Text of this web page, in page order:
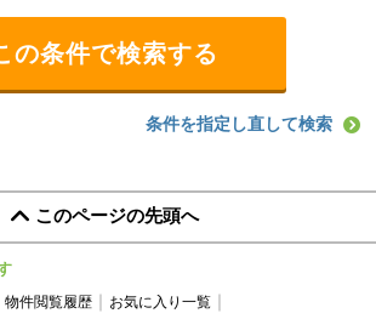
条件を指定し直して検索
このページの先頭へ
物件閲覧履歴
お気に入り一覧